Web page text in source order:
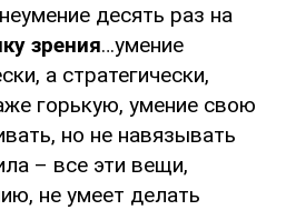
десять раз на
зрения…умение
а стратегически,
горькую, умение свою
но не навязывать
– все эти вещи,
не умеет делать